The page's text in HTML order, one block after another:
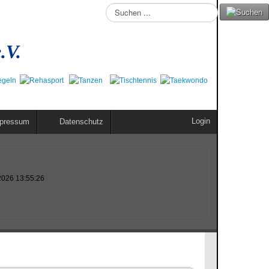
Suchen
...
Datenschutz Login
13:55:26